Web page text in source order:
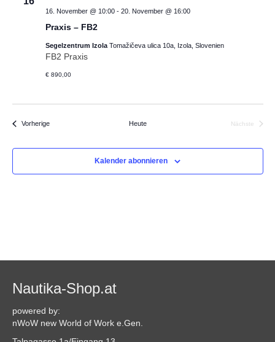
Praxis – FB2
16. November @ 10:00- 20. November @ 16:00
Segelzentrum Izola Tomažičeva ulica 10a, Izola, Slovenien
FB2 Praxis
€ 890,00
VorherigeVeranstaltungen Heute
Nächste
Kalender abonnieren
Nautika-Shop.at
powered by:
nWoW new World of Work e.Gen.